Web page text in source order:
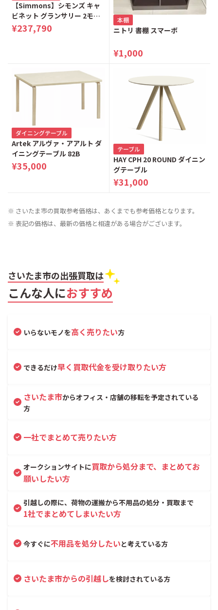
【Simmons】シモンズ キャ
ビネット グランサリー 2モー
ター 電動リクライニングベッ
ド シングルベッド
¥237,790
本棚
ニトリ 書棚 スマーボ
¥1,000
ダイニングテーブル
Artek アルヴァ・アアルト ダ
イニングテーブル 82B
¥35,000
テーブル
HAY CPH 20 ROUND ダイニン
グテーブル
¥31,000
※ さいたま市の買取参考価格は、あくまでも参考価格となります。
※ 表記の価格は、最新の価格と相違がある場合がございます。
さいたま市の出張買取は
こんな人におすすめ
いらないモノを高く売りたい方
できるだけ早く買取代金を受け取りたい方
さいたま市からオフィス・店舗の移転を予定されている
方
一社でまとめて売りたい方
オークションサイトに買取から処分まで、まとめてお
願いしたい方
引越しの際に、荷物の運搬から不用品の処分・買取まで
1社でまとめてしまいたい方
今すぐに不用品を処分したいと考えている方
さいたま市からの引越しを検討されている方